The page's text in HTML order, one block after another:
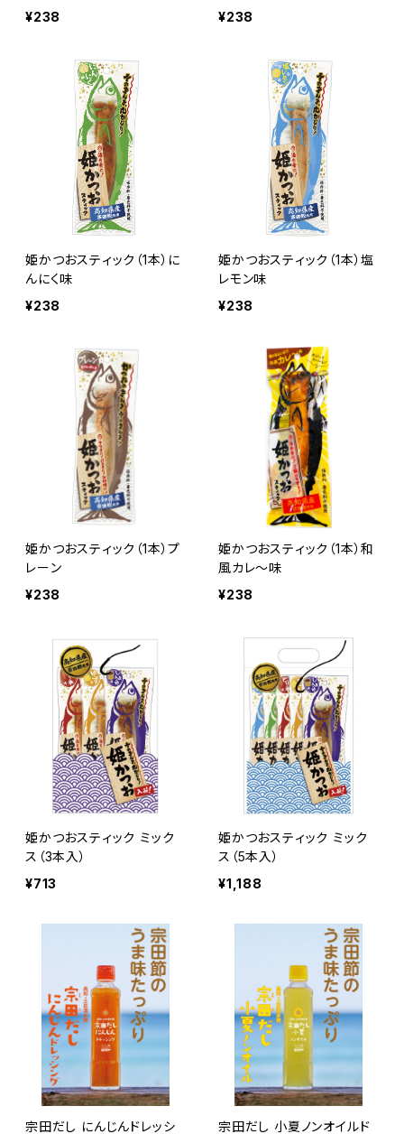
¥238
¥238
姫かつおスティック（1本）に
んにく味
¥238
姫かつおスティック（1本）塩
レモン味
¥238
姫かつおスティック（1本）プ
レーン
¥238
姫かつおスティック（1本）和
風カレ～味
¥238
姫かつおスティック ミック
ス（3本入）
¥713
姫かつおスティック ミック
ス（5本入）
¥1,188
宗田だし にんじんドレッシ 宗田だし 小夏ノンオイルド